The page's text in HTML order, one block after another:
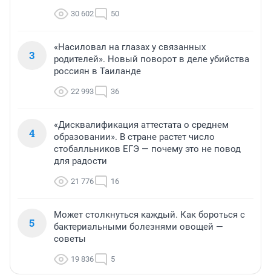
30 602 50
3
«Насиловал на глазах у связанных
родителей». Новый поворот в деле убийства
россиян в Таиланде
22 993 36
4
«Дисквалификация аттестата о среднем
образовании». В стране растет число
стобалльников ЕГЭ — почему это не повод
для радости
21 776 16
5
Может столкнуться каждый. Как бороться с
бактериальными болезнями овощей —
советы
19 836 5